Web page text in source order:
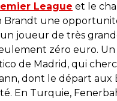
League et le
Brandt une
joueur de très
zéro euro.
de Madrid, qui
dont le départ aux
En Turquie,